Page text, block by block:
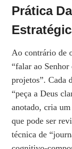
Prática
Ao contrário de
“falar ao
projetos”. Cada
“peça a Deus
anotado, cria
que pode ser
técnica de